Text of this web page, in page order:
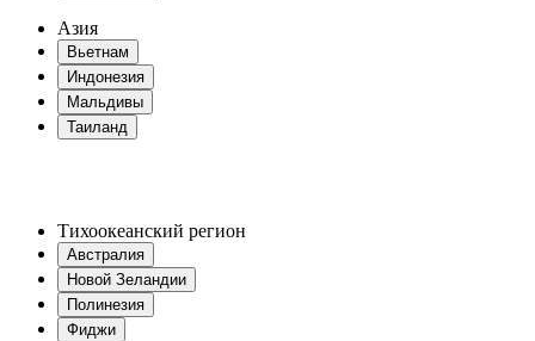
Азия
Вьетнам
Индонезия
Мальдивы
Таиланд
Тихоокеанский регион
Австралия
Новой Зеландии
Полинезия
Фиджи